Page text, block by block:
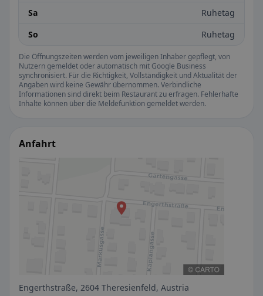
Sa
Ruhetag
So
Ruhetag
Die Öffnungszeiten werden vom jeweiligen Inhaber gepflegt, von
Nutzern gemeldet oder automatisch mit Google Business
synchronisiert. Für die Richtigkeit, Vollständigkeit und Aktualität der
Angaben wird keine Gewähr übernommen. Verbindliche
Informationen sind direkt beim Restaurant zu erfragen. Fehlerhafte
Inhalte können über die Meldefunktion gemeldet werden.
Anfahrt
Engerthstraße, 2604 Theresienfeld, Austria